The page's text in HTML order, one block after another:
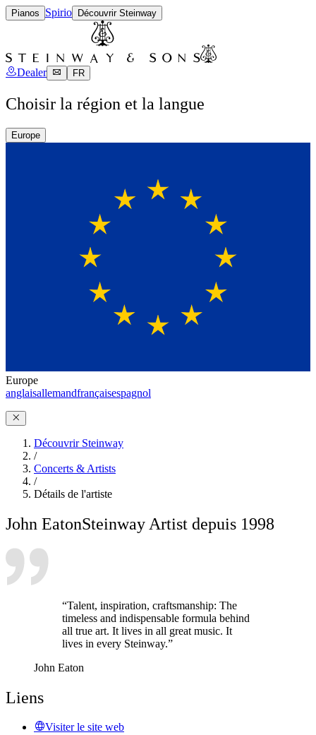
Pianos Spirio Découvrir Steinway
Dealer FR
Choisir la région et la langue
Europe
Europe
anglaisallemandfrançaisespagnol
Découvrir Steinway
/
Concerts & Artists
/
Détails de l'artiste
John EatonSteinway Artist depuis 1998
“Talent, inspiration, craftsmanship: The
timeless and indispensable formula behind
all true art. It lives in all great music. It
lives in every Steinway.”
John Eaton
Liens
Visiter le site web